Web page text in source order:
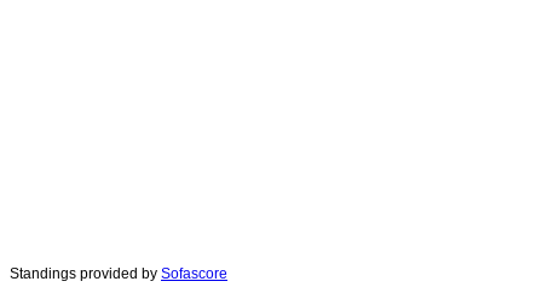
Standings provided by Sofascore